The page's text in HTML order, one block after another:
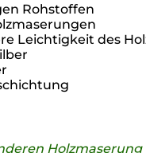
Rohstoffen
Leichtigkeit des